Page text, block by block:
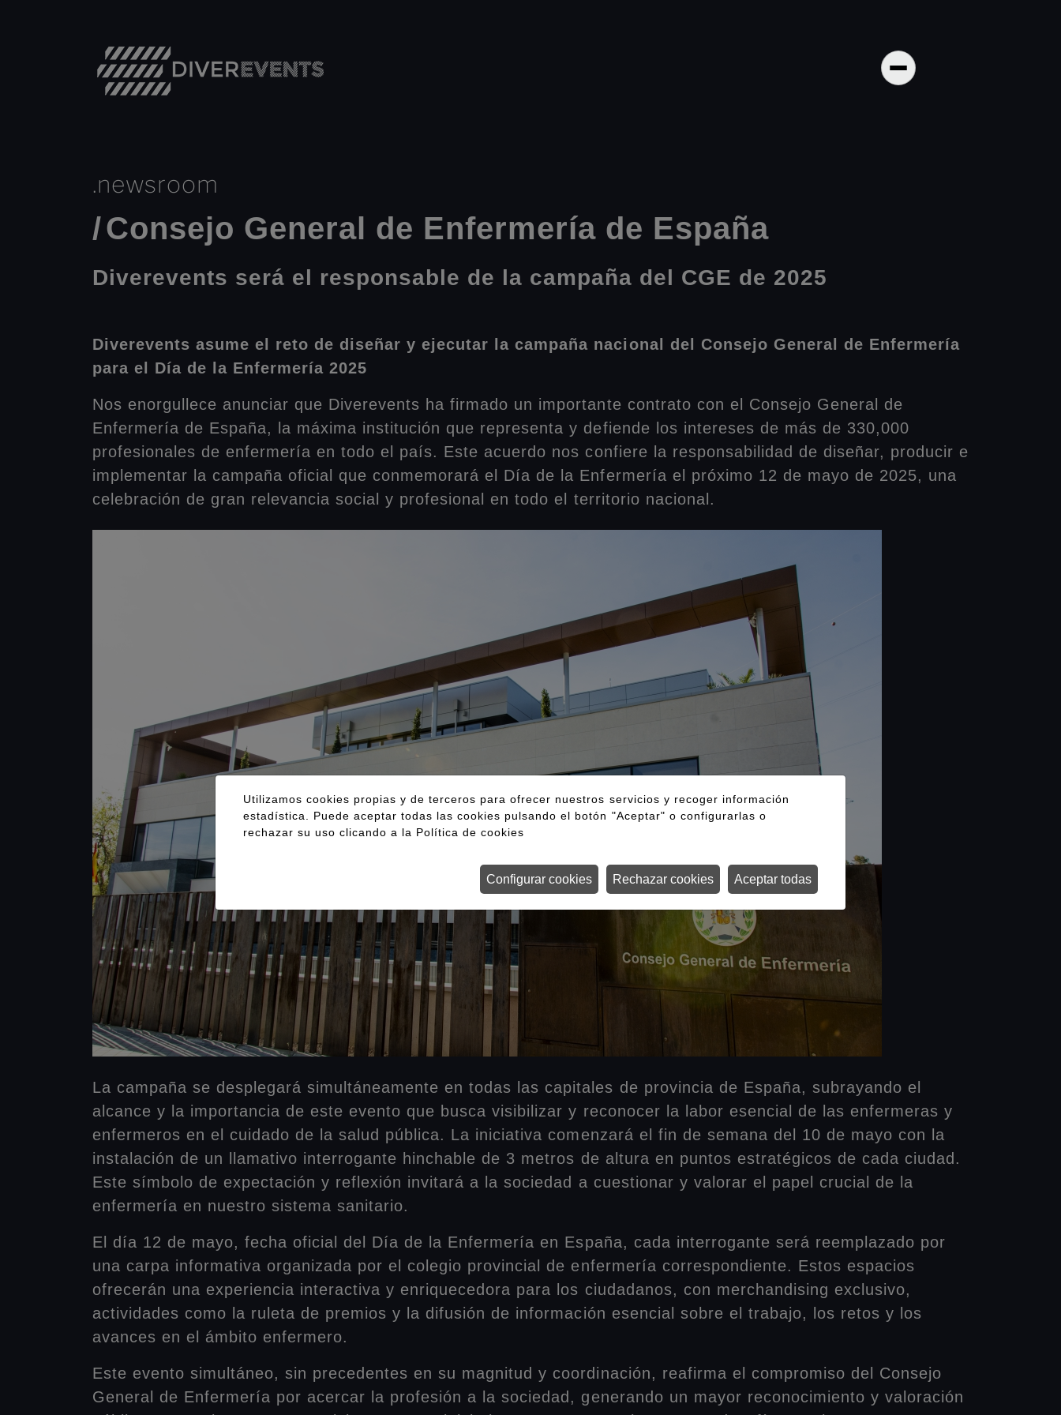
.newsroom
/Consejo General de Enfermería de España
Diverevents será el responsable de la campaña del CGE de 2025
Diverevents asume el reto de diseñar y ejecutar la campaña nacional del Consejo General de Enfermería
para el Día de la Enfermería 2025
Nos enorgullece anunciar que Diverevents ha firmado un importante contrato con el Consejo General de
Enfermería de España, la máxima institución que representa y defiende los intereses de más de 330,000
profesionales de enfermería en todo el país. Este acuerdo nos confiere la responsabilidad de diseñar, producir e
implementar la campaña oficial que conmemorará el Día de la Enfermería el próximo 12 de mayo de 2025, una
celebración de gran relevancia social y profesional en todo el territorio nacional.
La campaña se desplegará simultáneamente en todas las capitales de provincia de España, subrayando el
alcance y la importancia de este evento que busca visibilizar y reconocer la labor esencial de las enfermeras y
enfermeros en el cuidado de la salud pública. La iniciativa comenzará el fin de semana del 10 de mayo con la
instalación de un llamativo interrogante hinchable de 3 metros de altura en puntos estratégicos de cada ciudad.
Este símbolo de expectación y reflexión invitará a la sociedad a cuestionar y valorar el papel crucial de la
enfermería en nuestro sistema sanitario.
El día 12 de mayo, fecha oficial del Día de la Enfermería en España, cada interrogante será reemplazado por
una carpa informativa organizada por el colegio provincial de enfermería correspondiente. Estos espacios
ofrecerán una experiencia interactiva y enriquecedora para los ciudadanos, con merchandising exclusivo,
actividades como la ruleta de premios y la difusión de información esencial sobre el trabajo, los retos y los
avances en el ámbito enfermero.
Este evento simultáneo, sin precedentes en su magnitud y coordinación, reafirma el compromiso del Consejo
General de Enfermería por acercar la profesión a la sociedad, generando un mayor reconocimiento y valoración
Utilizamos cookies propias y de terceros para ofrecer nuestros servicios y recoger información
estadística. Puede aceptar todas las cookies pulsando el botón "Aceptar" o configurarlas o
rechazar su uso clicando a la Política de cookies
Aceptar todas
Rechazar cookies
Configurar cookies